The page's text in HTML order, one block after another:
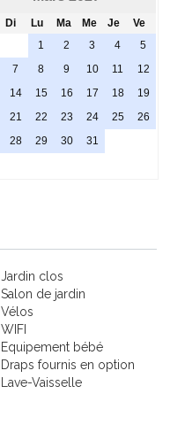
Di Lu Ma Me Je
Ve
1
2 3 4
5
7 8 9 10 11
12
14 15 16 17 18
19
21 22 23 24 25
26
28 29 30 31
Jardin clos
Salon de jardin
Vélos
WIFI
Equipement bébé
Draps fournis en option
Lave-Vaisselle